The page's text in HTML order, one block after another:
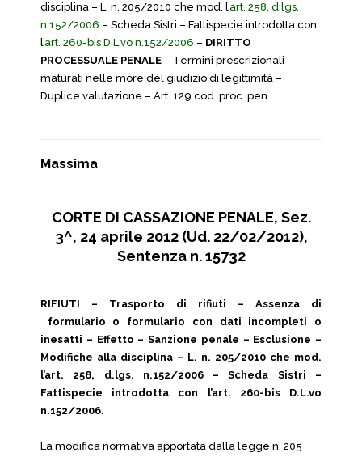
disciplina – L. n. 205/2010 che mod. l’art. 258, d.lgs.
n.152/2006 – Scheda Sistri – Fattispecie introdotta con
l’art. 260-bis D.L.vo n.152/2006 – DIRITTO
PROCESSUALE PENALE – Termini prescrizionali
maturati nelle more del giudizio di legittimità –
Duplice valutazione – Art. 129 cod. proc. pen..
Massima
CORTE DI CASSAZIONE PENALE, Sez.
3^, 24 aprile 2012 (Ud. 22/02/2012),
Sentenza n. 15732
RIFIUTI – Trasporto di rifiuti – Assenza di
formulario o formulario con dati incompleti o
inesatti – Effetto – Sanzione penale – Esclusione –
Modifiche alla disciplina – L. n. 205/2010 che mod.
l’art. 258, d.lgs. n.152/2006 – Scheda Sistri –
Fattispecie introdotta con l’art. 260-bis D.L.vo
n.152/2006.
La modifica normativa apportata dalla legge n. 205